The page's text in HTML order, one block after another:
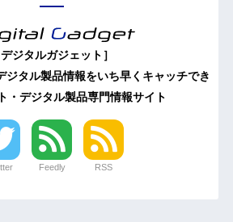
デジタルガジェット］
ジタル製品情報をいち早くキャッチでき
・デジタル製品専門情報サイト
Feedly RSS